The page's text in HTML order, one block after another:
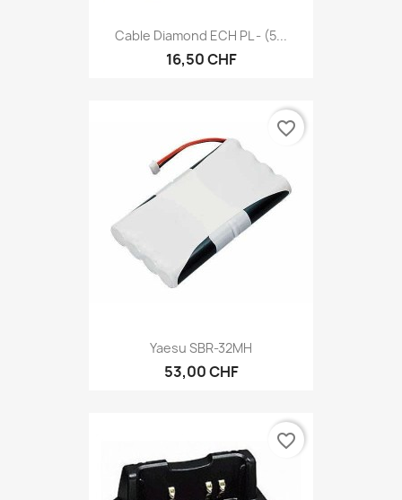
Cable Diamond ECH PL - (5...
16,50 CHF
Yaesu SBR-32MH
53,00 CHF
favorite_border
favorite_border